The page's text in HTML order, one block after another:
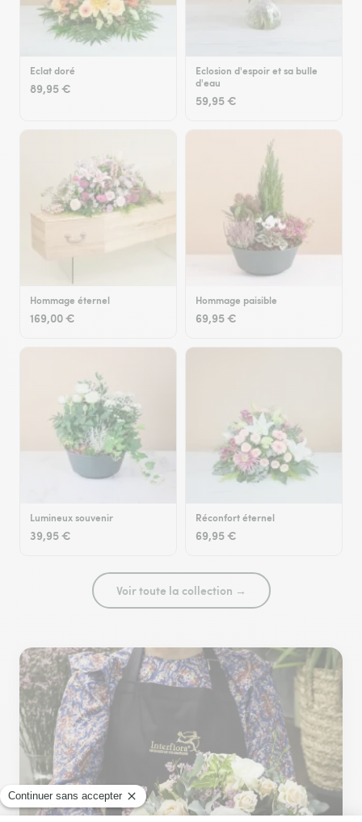
Eclat doré
89,95 €
Eclosion d'espoir et sa bulle
d'eau
59,95 €
Hommage éternel
169,00 €
Hommage paisible
69,95 €
Lumineux souvenir
39,95 €
Réconfort éternel
69,95 €
Voir toute la collection →